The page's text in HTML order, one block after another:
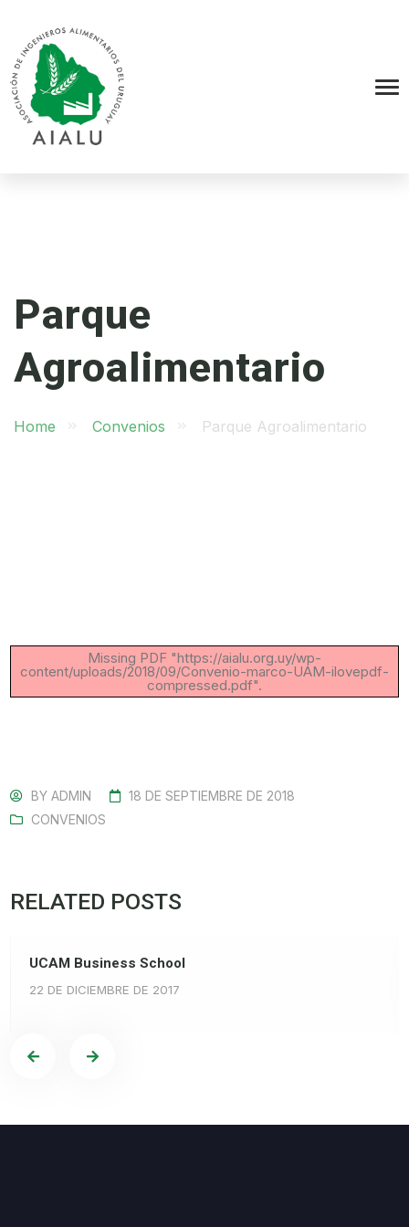
Parque
Agroalimentario
Home Convenios Parque Agroalimentario
Missing PDF "https://aialu.org.uy/wp-
content/uploads/2018/09/Convenio-marco-UAM-ilovepdf-
compressed.pdf".
BYADMIN
18 DE SEPTIEMBRE DE 2018
CONVENIOS
RELATED POSTS
UCAM Business School
22 DE DICIEMBRE DE 2017